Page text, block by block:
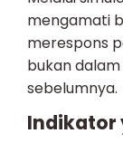
mengamati
merespons
bukan
sebelumnya.
Indikator